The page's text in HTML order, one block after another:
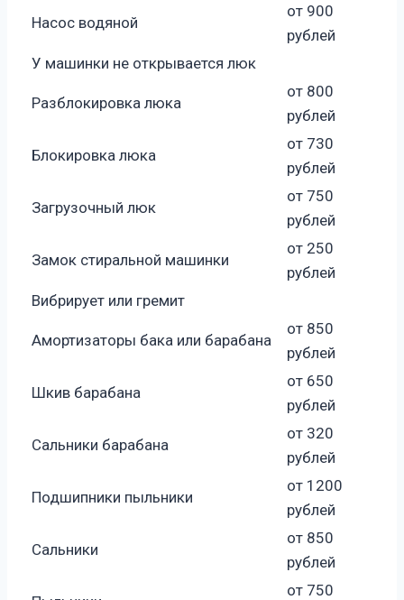
Насос водяной
от 900
рублей
У машинки не открывается люк
Разблокировка люка
от 800
рублей
Блокировка люка
от 730
рублей
Загрузочный люк
от 750
рублей
Замок стиральной машинки
от 250
рублей
Вибрирует или гремит
Амортизаторы бака или барабана
от 850
рублей
Шкив барабана
от 650
рублей
Сальники барабана
от 320
рублей
Подшипники пыльники
от 1200
рублей
Сальники
от 850
рублей
от 750